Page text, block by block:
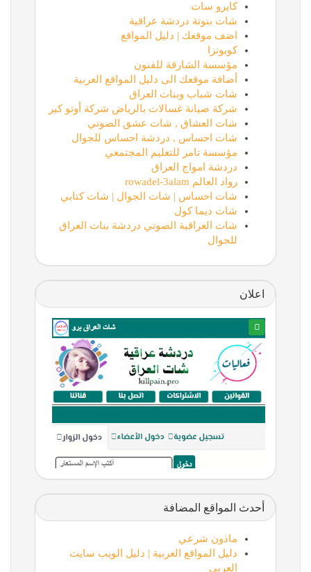
كايرو سات
شات بنوتة دردشة عراقية
اضف موقعك | دليل المواقع
كوبونزا
مؤسسة الشارقة للفنون
أضافة موقعك الى دليل المواقع العربية
شات شباب وبنات العراق
شركة صيانة غسالات بالرياض شركة أوتو كير
شات العشاق , شات عشق الصوتي
شات احساس , دردشة احساس للجوال
مؤسسة تامر للتعليم المجتمعي
دردشة امواج العراق
رواد العالم rowadel-3alam
شات احساس | شات الجوال | شات كتابي
شات ديما كول
شات العراقية الصوتي دردشة بنات العراق
للجوال
اعلان
أحدث المواقع المضافة
ماذون شرعي
دليل المواقع العربية | دليل الويب سايت
العربي